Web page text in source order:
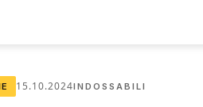
15.10.2024INDOSSABILI